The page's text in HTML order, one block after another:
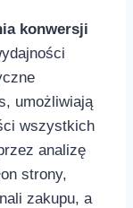
konwersji
umożliwiają
wszystkich
analizę
strony,
zakupu, a